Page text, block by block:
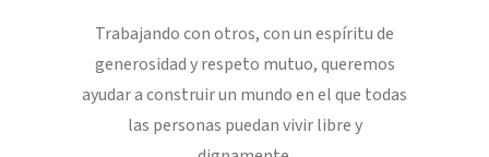
Trabajando con otros, con un espíritu de
generosidad y respeto mutuo, queremos
ayudar a construir un mundo en el que todas
las personas puedan vivir libre y